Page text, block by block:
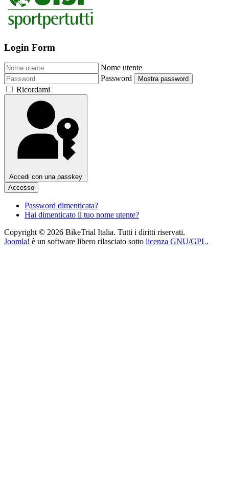
Login Form
Nome utente
Password
Mostra password
Ricordami
Accedi con una passkey
Accesso
Password dimenticata?
Hai dimenticato il tuo nome utente?
Copyright © 2026 BikeTrial Italia. Tutti i diritti riservati.
Joomla! è un software libero rilasciato sotto licenza GNU/GPL.